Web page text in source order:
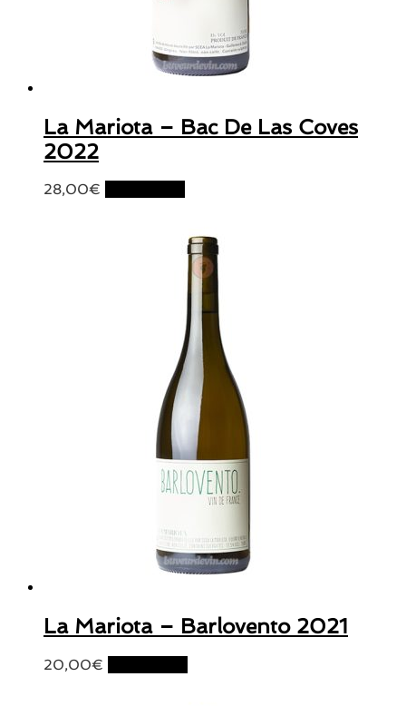
La Mariota – Bac De Las Coves
2022
28,00€
La Mariota – Barlovento 2021
20,00€